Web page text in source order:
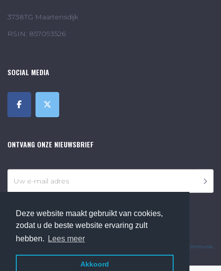
Deze website maakt gebruikt van cookies,
zodat u de beste website ervaring zult
hebben.
Lees meer
Akkoord
3738TG Maartensdijk
RSIN: 857093526
SOCIAL MEDIA
ONTVANG ONZE NIEUWSBRIEF
Ommune